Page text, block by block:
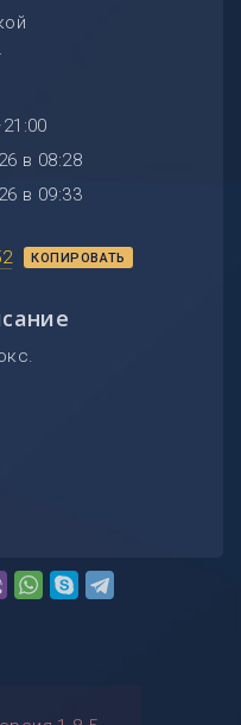
в 08:28
в 09:33
КОПИРОВАТЬ